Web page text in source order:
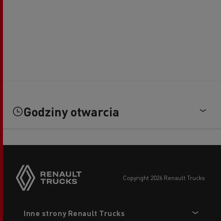
Godziny otwarcia
copyright 2026 Renault Trucks
menu
Inne strony Renault Trucks